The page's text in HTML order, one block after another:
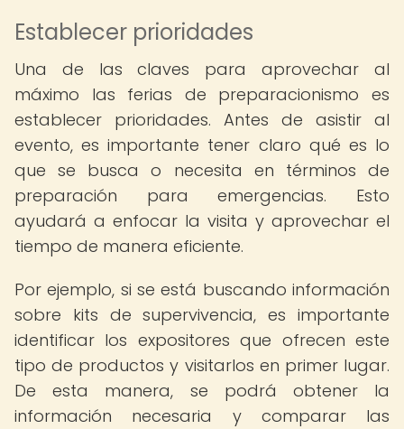
Establecer prioridades
Una de las claves para aprovechar al
máximo las ferias de preparacionismo es
establecer prioridades. Antes de asistir al
evento, es importante tener claro qué es lo
que se busca o necesita en términos de
preparación para emergencias. Esto
ayudará a enfocar la visita y aprovechar el
tiempo de manera eficiente.
Por ejemplo, si se está buscando información
sobre kits de supervivencia, es importante
identificar los expositores que ofrecen este
tipo de productos y visitarlos en primer lugar.
De esta manera, se podrá obtener la
información necesaria y comparar las